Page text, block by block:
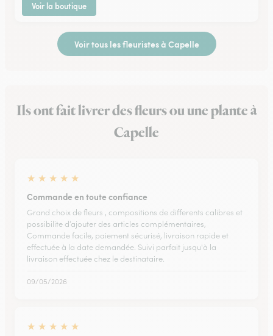
Voir la boutique
Voir tous les fleuristes à Capelle
Ils ont fait livrer des fleurs ou une plante à
Capelle
★ ★ ★ ★ ★
Commande en toute confiance
Grand choix de fleurs , compositions de differents calibres et
possibilite d’ajouter des articles complémentaires,
Commande facile, paiement sécurisé, livraison rapide et
effectuée à la date demandée. Suivi parfait jusqu'à la
livraison effectuée chez le destinataire.
09/05/2026
★ ★ ★ ★ ★